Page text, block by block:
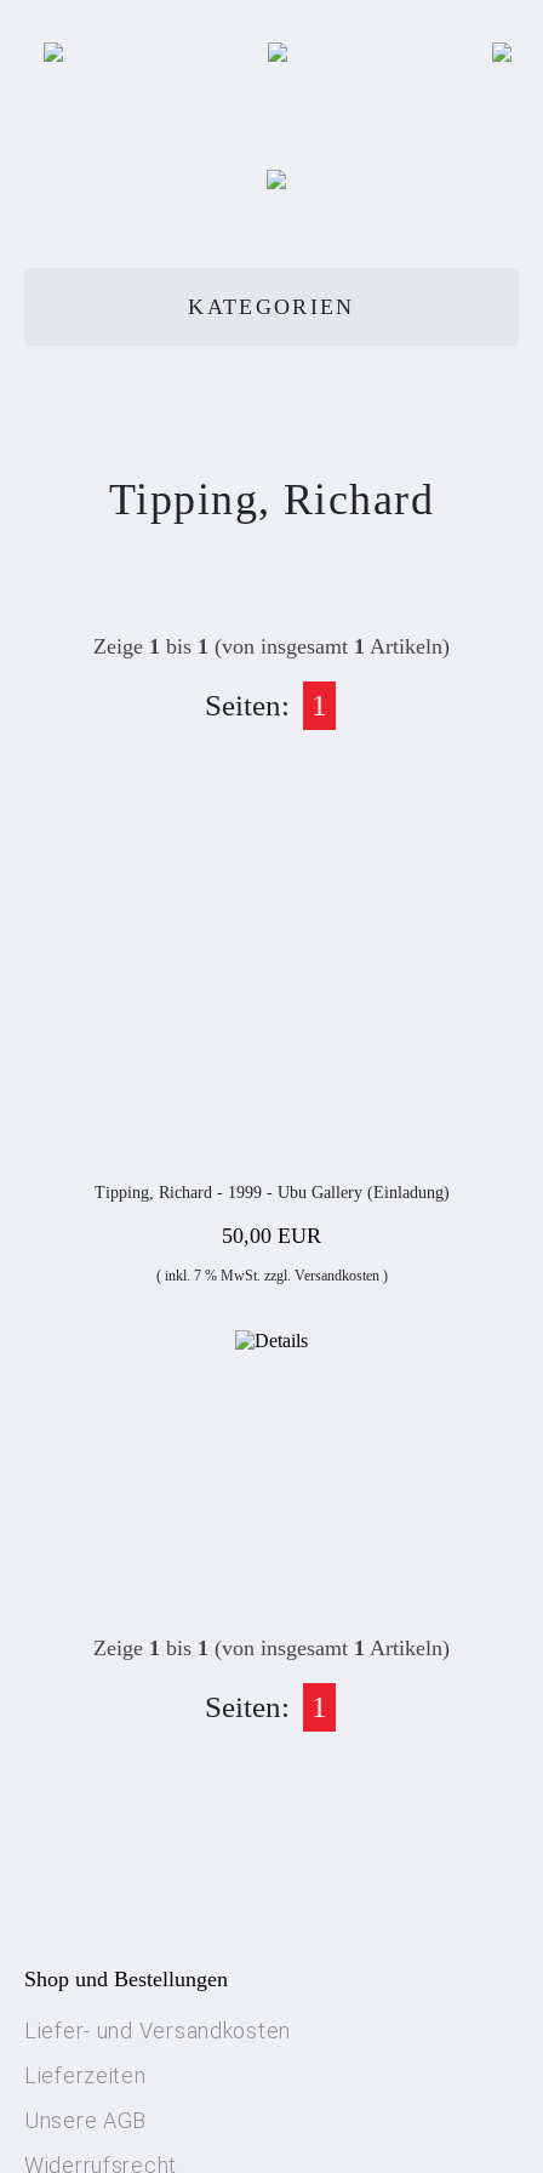
KATEGORIEN
Tipping, Richard
Zeige 1 bis 1 (von insgesamt 1 Artikeln)
Seiten: 1
Tipping, Richard - 1999 - Ubu Gallery (Einladung)
50,00 EUR
( inkl. 7 % MwSt. zzgl. Versandkosten)
Zeige 1 bis 1 (von insgesamt 1 Artikeln)
Seiten: 1
Shop und Bestellungen
Liefer- und Versandkosten
Lieferzeiten
Unsere AGB
Widerrufsrecht